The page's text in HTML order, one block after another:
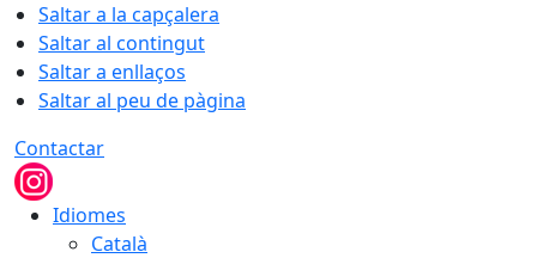
Saltar a la capçalera
Saltar al contingut
Saltar a enllaços
Saltar al peu de pàgina
Contactar
Idiomes
Català